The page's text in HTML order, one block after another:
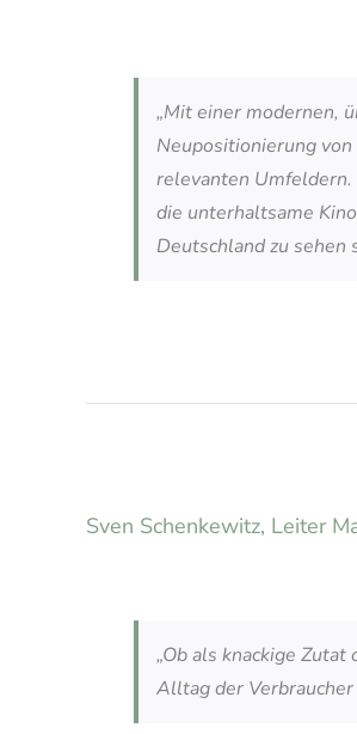
„Mit einer modernen,
Neupositionierung
relevanten Umfeldern.
die unterhaltsame
Deutschland zu sehen
Sven Schenkewitz, Leiter
„Ob als knackige
Alltag der